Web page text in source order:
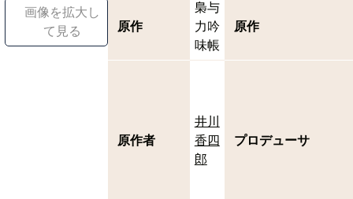
画像を拡大し
て見る
原作
梟与
力吟
味帳
原作
原作者
井川
香四
郎
プロデューサ